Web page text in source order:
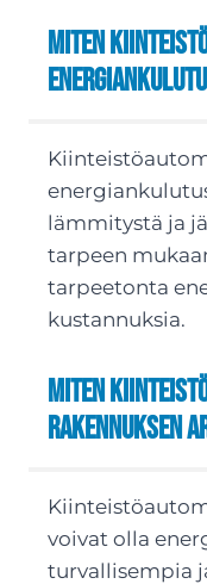
Miten
lämmitystä ja
tarpeen
tarpeetonta
kustannuksia.
Miten
rakennuksen
voivat olla
turvallisempia